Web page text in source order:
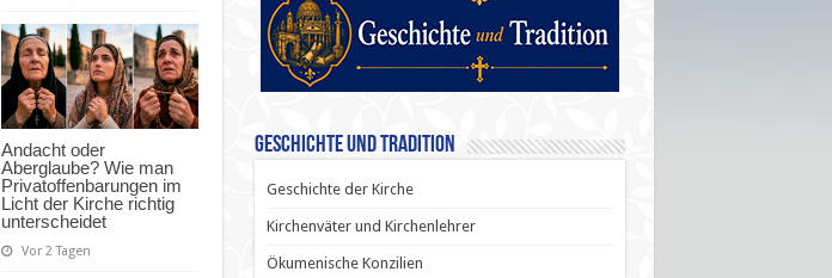
Andacht oder
Aberglaube? Wie man
Privatoffenbarungen im
Licht der Kirche richtig
unterscheidet
Vor 2 Tagen
Geschichte und Tradition
Geschichte der Kirche
Kirchenväter und Kirchenlehrer
Ökumenische Konzilien